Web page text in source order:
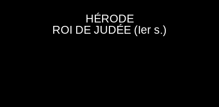
HÉRODE
ROI DE JUDÉE (Ier s.)